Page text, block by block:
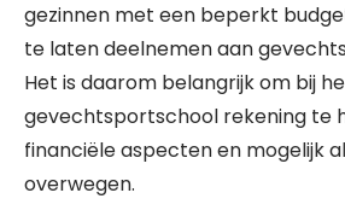
gezinnen met een beperkt
te laten deelnemen aan
Het is daarom belangrijk om bij
gevechtsportschool rekening te
financiële aspecten en mogelijk
overwegen.